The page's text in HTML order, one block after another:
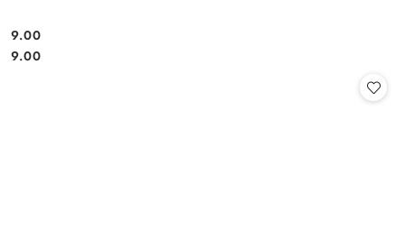
Cena:
9.00
Cena:
9.00